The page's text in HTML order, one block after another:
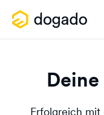
Erfolgreich